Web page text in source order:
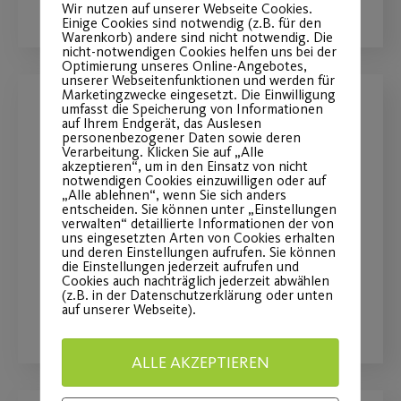
Das Aqua Saturday Night
Special geht an den Start!
Erlebe am 20.05.2023 ein exklusives
Aqua-Fitness und Wellness-Programm
im Hallenbad Ebensee.
WEITERLESEN
Wir nutzen auf unserer Webseite Cookies.
Einige Cookies sind notwendig (z.B. für den
Warenkorb) andere sind nicht notwendig. Die
nicht-notwendigen Cookies helfen uns bei der
Optimierung unseres Online-Angebotes,
unserer Webseitenfunktionen und werden für
Marketingzwecke eingesetzt. Die Einwilligung
umfasst die Speicherung von Informationen
auf Ihrem Endgerät, das Auslesen
personenbezogener Daten sowie deren
Verarbeitung. Klicken Sie auf „Alle
akzeptieren“, um in den Einsatz von nicht
notwendigen Cookies einzuwilligen oder auf
„Alle ablehnen“, wenn Sie sich anders
entscheiden. Sie können unter „Einstellungen
verwalten“ detaillierte Informationen der von
uns eingesetzten Arten von Cookies erhalten
und deren Einstellungen aufrufen. Sie können
die Einstellungen jederzeit aufrufen und
Cookies auch nachträglich jederzeit abwählen
(z.B. in der Datenschutzerklärung oder unten
auf unserer Webseite).
ALLE AKZEPTIEREN